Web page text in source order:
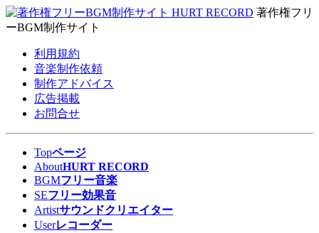
著作権フリ
ーBGM制作サイト
利用規約
音楽制作依頼
制作アドバイス
広告掲載
お問合せ
Topページ
AboutHURT RECORD
BGMフリー音楽
SEフリー効果音
Artistサウンドクリエイター
Userレコーダー